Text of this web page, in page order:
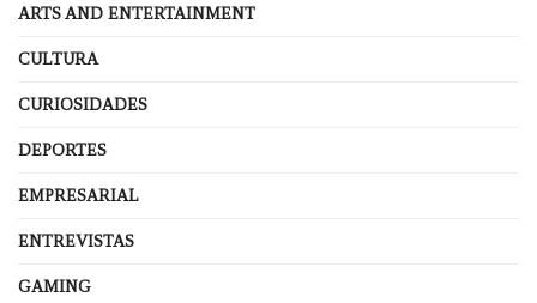
ARTS AND ENTERTAINMENT
CULTURA
CURIOSIDADES
DEPORTES
EMPRESARIAL
ENTREVISTAS
GAMING